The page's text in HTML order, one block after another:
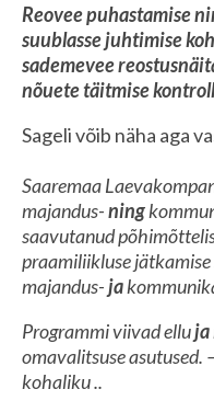
Reovee puhastamise
suublasse juhtimise
sademevee
nõuete täitmise
Sageli võib näha aga
Saaremaa
majandus-ning
saavutanud
praamiliikluse jätkamise
majandus-ja
Programmi viivad elluja
omavalitsuse asutused.
kohaliku ..